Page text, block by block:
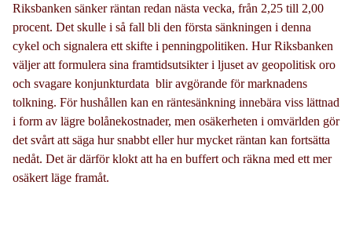
Riksbanken sänker räntan redan nästa vecka, från 2,25 till 2,00
procent. Det skulle i så fall bli den första sänkningen i denna
cykel och signalera ett skifte i penningpolitiken. Hur Riksbanken
väljer att formulera sina framtidsutsikter i ljuset av geopolitisk oro
och svagare konjunkturdata blir avgörande för marknadens
tolkning. För hushållen kan en räntesänkning innebära viss lättnad
i form av lägre bolånekostnader, men osäkerheten i omvärlden gör
det svårt att säga hur snabbt eller hur mycket räntan kan fortsätta
nedåt. Det är därför klokt att ha en buffert och räkna med ett mer
osäkert läge framåt.